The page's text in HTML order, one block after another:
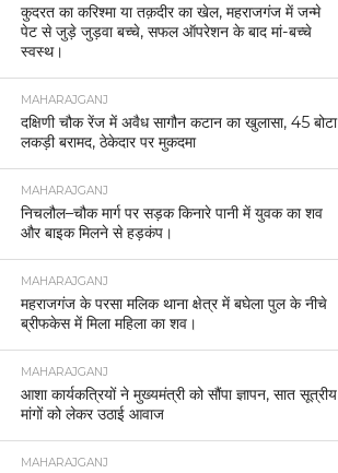
कुदरत का करिश्मा या तक़दीर का खेल, महराजगंज में जन्मे
पेट से जुड़े जुड़वा बच्चे, सफल ऑपरेशन के बाद मां-बच्चे
स्वस्थ।
MAHARAJGANJ
दक्षिणी चौक रेंज में अवैध सागौन कटान का खुलासा, 45 बोटा
लकड़ी बरामद, ठेकेदार पर मुकदमा
MAHARAJGANJ
निचलौल–चौक मार्ग पर सड़क किनारे पानी में युवक का शव
और बाइक मिलने से हड़कंप।
MAHARAJGANJ
महराजगंज के परसा मलिक थाना क्षेत्र में बघेला पुल के नीचे
ब्रीफकेस में मिला महिला का शव।
MAHARAJGANJ
आशा कार्यकत्रियों ने मुख्यमंत्री को सौंपा ज्ञापन, सात सूत्रीय
मांगों को लेकर उठाई आवाज
MAHARAJGANJ